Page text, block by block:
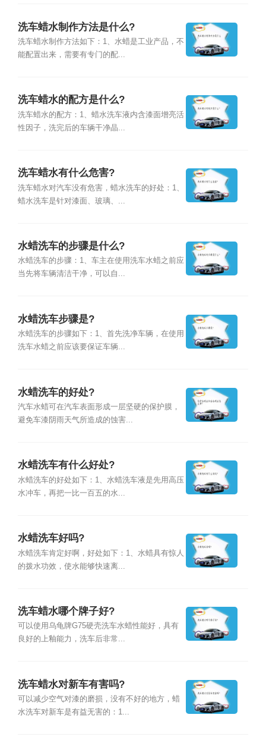
洗车蜡水制作方法是什么?
洗车蜡水制作方法如下：1、水蜡是工业产品，不
能配置出来，需要有专门的配...
洗车蜡水的配方是什么?
洗车蜡水的配方：1、蜡水洗车液内含漆面增亮活
性因子，洗完后的车辆干净晶...
洗车蜡水有什么危害?
洗车蜡水对汽车没有危害，蜡水洗车的好处：1、
蜡水洗车是针对漆面、玻璃、...
水蜡洗车的步骤是什么?
水蜡洗车的步骤：1、车主在使用洗车水蜡之前应
当先将车辆清洁干净，可以自...
水蜡洗车步骤是?
水蜡洗车的步骤如下：1、首先洗净车辆，在使用
洗车水蜡之前应该要保证车辆...
水蜡洗车的好处?
汽车水蜡可在汽车表面形成一层坚硬的保护膜，
避免车漆阴雨天气所造成的蚀害...
水蜡洗车有什么好处?
水蜡洗车的好处如下：1、水蜡洗车液是先用高压
水冲车，再把一比一百五的水...
水蜡洗车好吗?
水蜡洗车肯定好啊，好处如下：1、水蜡具有惊人
的拨水功效，使水能够快速离...
洗车蜡水哪个牌子好?
可以使用乌龟牌G75硬壳洗车水蜡性能好，具有
良好的上釉能力，洗车后非常...
洗车蜡水对新车有害吗?
可以减少空气对漆的磨损，没有不好的地方，蜡
水洗车对新车是有益无害的：1...